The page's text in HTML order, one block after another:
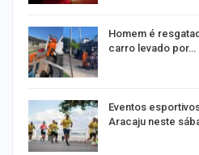
Homem é
carro levado por…
Eventos
Aracaju neste